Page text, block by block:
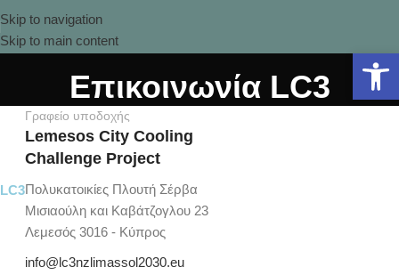
Skip to navigation
Skip to main content
Επικοινωνία LC3
LC3
Γραφείο υποδοχής
Lemesos City Cooling
Challenge Project
Πολυκατοικίες Πλουτή Σέρβα
Μισιαούλη και Καβάτζογλου 23
Λεμεσός 3016 - Κύπρος
info@lc3nzlimassol2030.eu